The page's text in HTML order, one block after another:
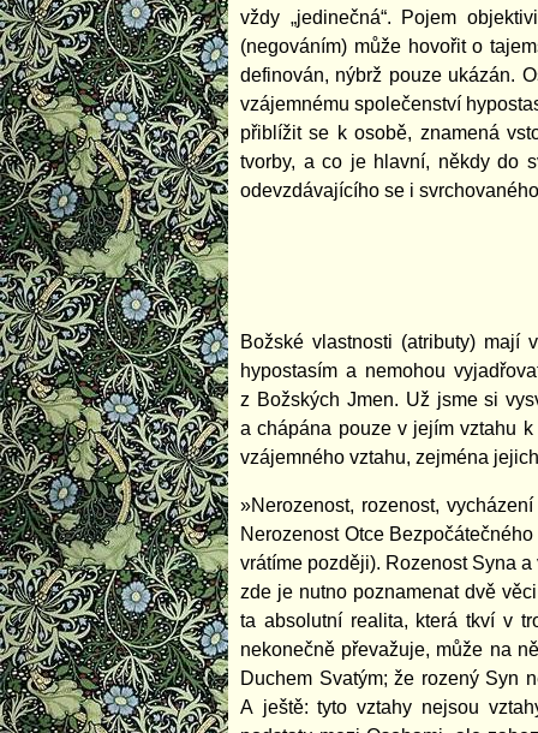
vždy „jedinečná“. Pojem
(negováním) může hovořit o
definován, nýbrž pouze ukázán.
vzájemnému společenství
přiblížit se k osobě, znamená
tvorby, a co je hlavní, někdy do
odevzdávajícího se i
Božské vlastnosti (atributy) mají
hypostasím a nemohou
z Božských Jmen. Už jsme si
a chápána pouze v jejím vztahu
vzájemného vztahu, zejména
»Nerozenost, rozenost,
Nerozenost Otce
vrátíme později). Rozenost Syna
zde je nutno poznamenat dvě
ta absolutní realita, která tkví v
nekonečně převažuje, může na
Duchem Svatým; že rozený Syn
A ještě: tyto vztahy nejsou